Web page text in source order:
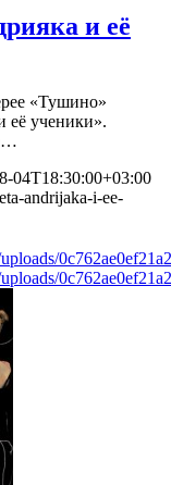
и её
«Тушино»
её ученики».
04T18:30:00+03:00
andrijaka-i-ee-